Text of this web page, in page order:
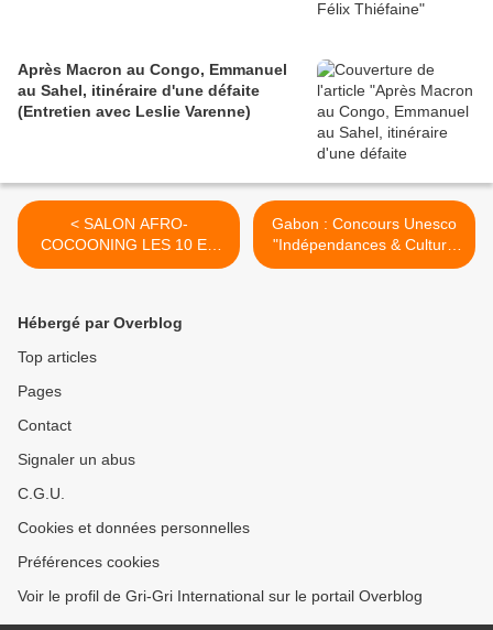
Après Macron au Congo, Emmanuel
au Sahel, itinéraire d'une défaite
(Entretien avec Leslie Varenne)
< SALON AFRO-
COCOONING LES 10 ET
11 AVRIL 2010 DEDIE A LA
Gabon : Concours Unesco
"Indépendances & Culture
de la paix" en partenariat
Hébergé par Overblog
Top articles
Pages
Contact
Signaler un abus
C.G.U.
Cookies et données personnelles
Préférences cookies
Voir le profil de Gri-Gri International sur le portail Overblog